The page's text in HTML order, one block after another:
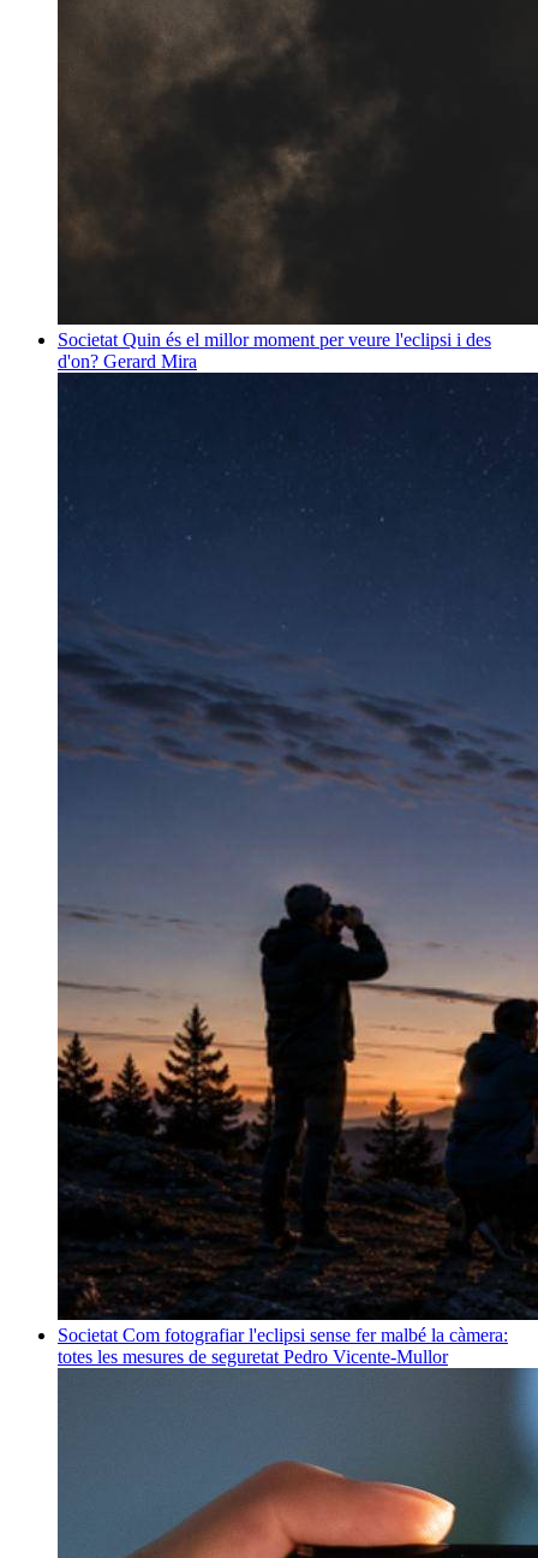
Societat Quin és el millor moment per veure l'eclipsi i des
d'on? Gerard Mira
Societat Com fotografiar l'eclipsi sense fer malbé la càmera:
totes les mesures de seguretat Pedro Vicente-Mullor